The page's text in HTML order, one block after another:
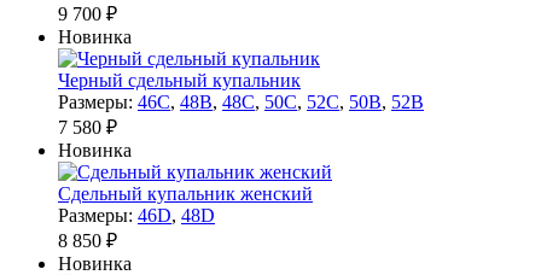
9 700 ₽
Новинка
Черный сдельный купальник
Размеры: 46C, 48B, 48C, 50C, 52C, 50B, 52B
7 580 ₽
Новинка
Сдельный купальник женский
Размеры: 46D, 48D
8 850 ₽
Новинка